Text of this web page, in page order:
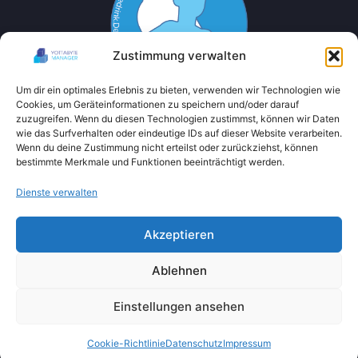
Zustimmung verwalten
Um dir ein optimales Erlebnis zu bieten, verwenden wir Technologien wie
Cookies, um Geräteinformationen zu speichern und/oder darauf
zuzugreifen. Wenn du diesen Technologien zustimmst, können wir Daten
wie das Surfverhalten oder eindeutige IDs auf dieser Website verarbeiten.
Wenn du deine Zustimmung nicht erteilst oder zurückziehst, können
bestimmte Merkmale und Funktionen beeinträchtigt werden.
Dienste verwalten
Akzeptieren
Ablehnen
Einstellungen ansehen
Cookie-RichtlinieDatenschutzImpressum